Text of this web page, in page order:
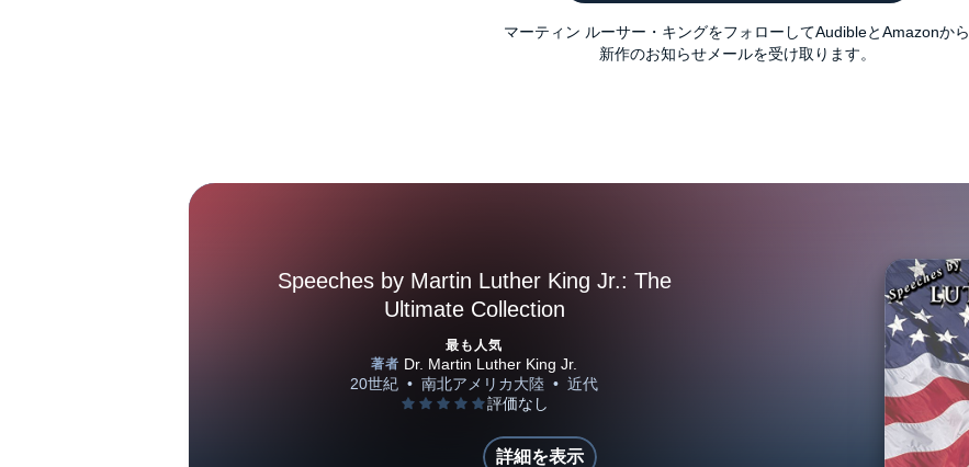
マーティン ルーサー・キングをフォローしてAudibleとAmazonから
新作のお知らせメールを受け取ります。
Speeches by Martin Luther King Jr.: The
Ultimate Collection
最も人気
詳細を表示